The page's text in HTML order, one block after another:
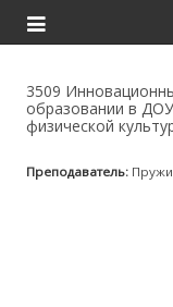
Side panel
3509
образовании в
физической
Преподаватель: